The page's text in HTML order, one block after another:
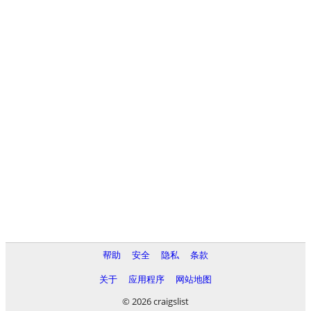
帮助 安全 隐私
条款
关于
应用程序
网站地图
© 2026 craigslist